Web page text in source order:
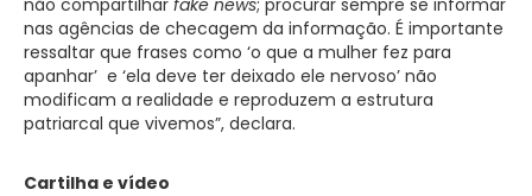
nas agências de checagem da informação. É importante
ressaltar que frases como ‘o que a mulher fez para
apanhar’ e ‘ela deve ter deixado ele nervoso’ não
modificam a realidade e reproduzem a estrutura
patriarcal que vivemos”, declara.
Cartilha e vídeo